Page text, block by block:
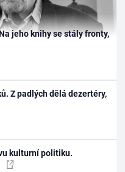
jeho knihy se stály fronty,
Z padlých dělá dezertéry,
kulturní politiku.